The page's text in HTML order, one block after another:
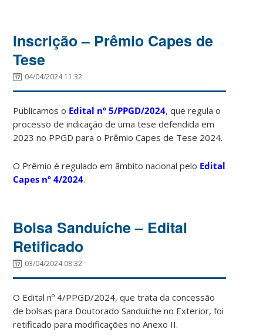
Inscrição – Prêmio Capes de
Tese
04/04/2024 11:32
Publicamos o Edital nº 5/PPGD/2024, que regula o
processo de indicação de uma tese defendida em
2023 no PPGD para o Prêmio Capes de Tese 2024.
O Prêmio é regulado em âmbito nacional pelo Edital
Capes nº 4/2024.
Bolsa Sanduíche – Edital
Retificado
03/04/2024 08:32
O Edital nº 4/PPGD/2024, que trata da concessão
de bolsas para Doutorado Sanduíche no Exterior, foi
retificado para modificações no Anexo II.